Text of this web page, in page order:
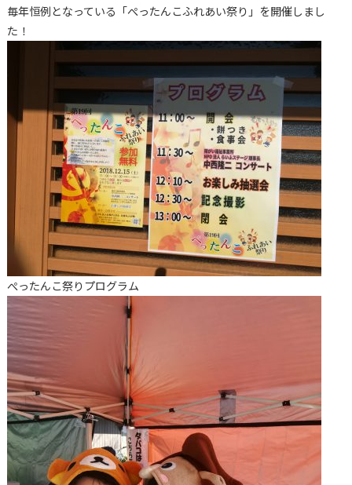
毎年恒例となっている「ぺったんこふれあい祭り」を開催しまし
た！
ぺったんこ祭りプログラム